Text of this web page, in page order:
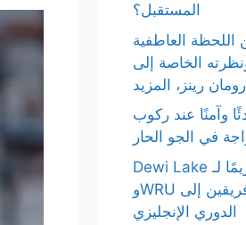
المستقبل؟
العاطفية
42، ونظرته الخاصة إلى
وآمنًا عند ركوب
في الجو الحار
Dewi Lake تكريمًا لـ Jac Morgan
وWRU يريدان انضمام فريقين إلى
الدوري الإنجليزي